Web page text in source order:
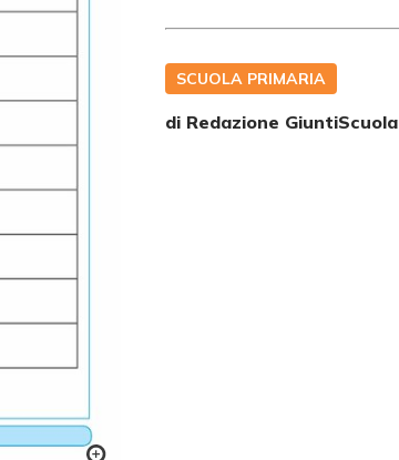
SCUOLA PRIMARIA
di Redazione GiuntiScuola